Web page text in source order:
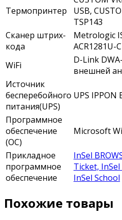
Термопринтер
USB,
TSP143
Сканер штрих-
кода
Metrologic
ACR1281U-
WiFi
D-Link
внешней
Источник
бесперебойного
питания(UPS)
UPS IPPON
Программное
обеспечение
(ОС)
Microsoft
Прикладное
программное
обеспечение
InSel
Ticket,
InSel School
Похожие товары